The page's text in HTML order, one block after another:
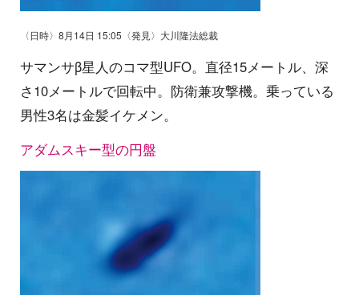
〈日時〉8月14日 15:05〈発見〉大川隆法総裁
サマンサβ星人のコマ型UFO。直径15メートル、深
さ10メートルで回転中。防衛兼攻撃機。乗っている
男性3名は金髪イケメン。
アダムスキー型の円盤